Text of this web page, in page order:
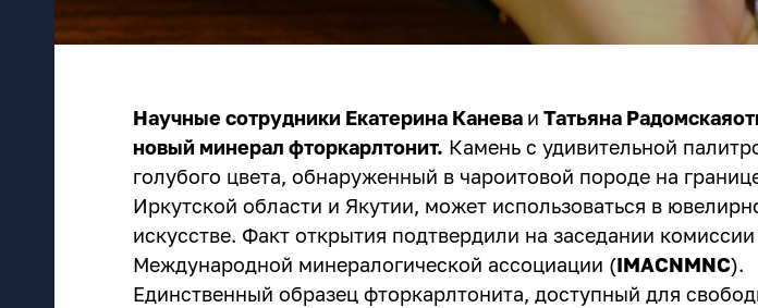
Научные сотрудники Екатерина Канева и Татьяна Радомская
новый минерал фторкарлтонит. Камень с удивительной
голубого цвета, обнаруженный в чароитовой породе на
Иркутской области и Якутии, может использоваться в
искусстве. Факт открытия подтвердили на заседании комиссии
Международной минералогической ассоциации (IMACNMNC).
Единственный образец фторкарлтонита, доступный для